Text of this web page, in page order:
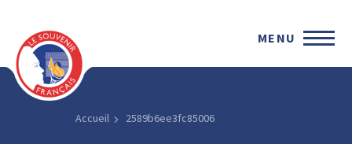
MENU
Accueil 2589b6ee3fc85006